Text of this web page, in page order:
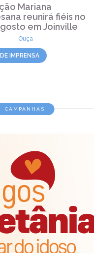
Mariana
reunirá fiéis no
em Joinville
Ouça
IMPRENSA
CAMPANHAS